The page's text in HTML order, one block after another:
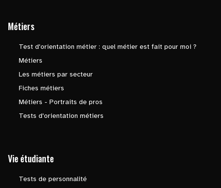
Métiers
Test d'orientation métier : quel métier est fait pour moi ?
Métiers
Les métiers par secteur
Fiches métiers
Métiers - Portraits de pros
Tests d'orientation métiers
Vie étudiante
Tests de personnalité